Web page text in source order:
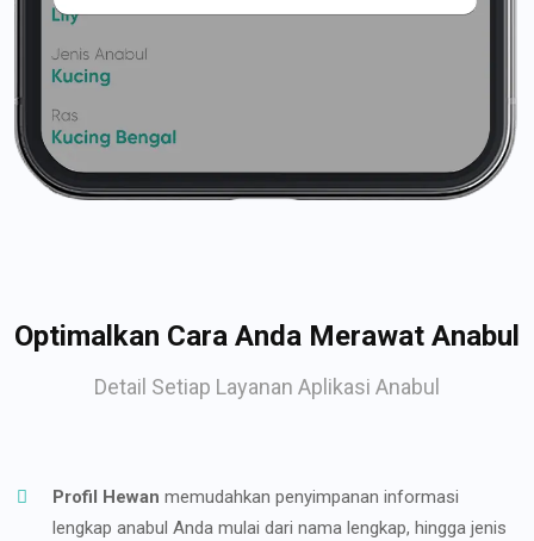
Optimalkan Cara Anda Merawat Anabul
Detail Setiap Layanan Aplikasi Anabul
Profil Hewan memudahkan penyimpanan informasi
lengkap anabul Anda mulai dari nama lengkap, hingga jenis